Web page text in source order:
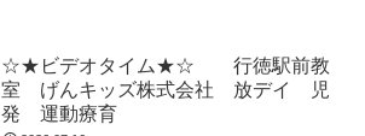
☆★ビデオタイム★☆ 行徳駅前教
室 げんキッズ株式会社 放デイ 児
発 運動療育